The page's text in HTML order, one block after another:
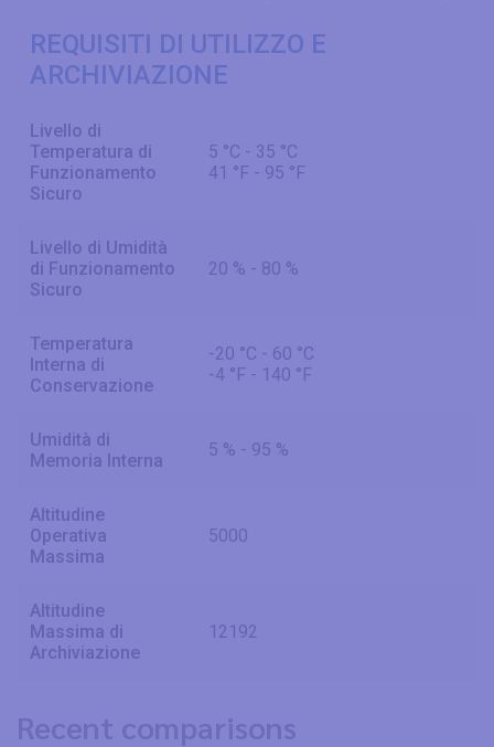
REQUISITI DI UTILIZZO E
ARCHIVIAZIONE
Livello di
Temperatura di
Funzionamento
Sicuro
5 °C - 35 °C
41 °F - 95 °F
Livello di Umidità
di Funzionamento
Sicuro
20 % - 80 %
Temperatura
Interna di
Conservazione
-20 °C - 60 °C
-4 °F - 140 °F
Umidità di
Memoria Interna
5 % - 95 %
Altitudine
Operativa
Massima
5000
Altitudine
Massima di
Archiviazione
12192
Recent comparisons